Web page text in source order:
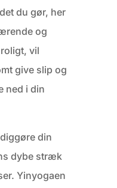
du gør, her
og
vil
give slip og
ned i din
din
dybe stræk
Yinyogaen